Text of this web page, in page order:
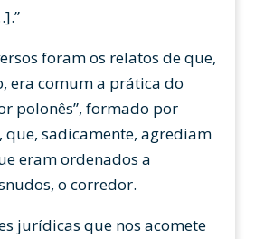
foram os relatos de que,
era comum a prática do
polonês”, formado por
que, sadicamente, agrediam
eram ordenados a
o corredor.
jurídicas que nos acomete